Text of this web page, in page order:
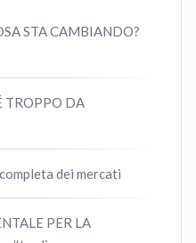
STA CAMBIANDO?
TROPPO DA
dei mercati
PER LA